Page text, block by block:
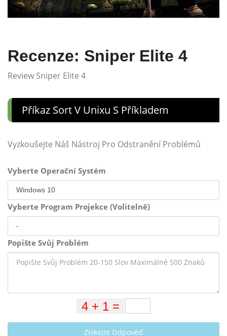
Recenze: Sniper Elite 4
Review Sniper Elite 4
Příkaz Sort V Unixu S Příkladem
Vyzkoušejte Náš Nástroj Pro Odstranění Problémů
Vyberte Operační Systém
Vyberte Program Projekce (Volitelně)
Popište Svůj Problém
Získejte Odpověď